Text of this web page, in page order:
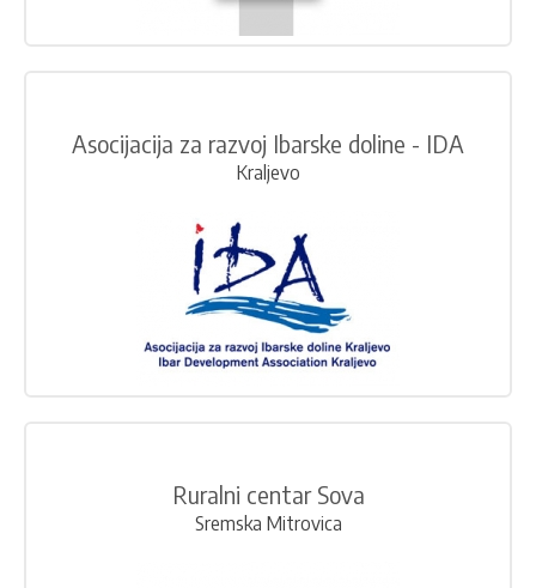
Asocijacija za razvoj Ibarske doline - IDA
Kraljevo
Ruralni centar Sova
Sremska Mitrovica